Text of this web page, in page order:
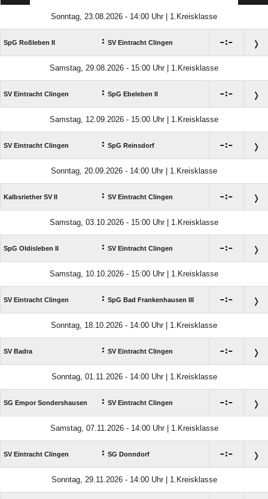
Sonntag, 23.08.2026 - 14:00 Uhr | 1.Kreisklasse
SpG Roßleben II : SV Eintracht Clingen :
Samstag, 29.08.2026 - 15:00 Uhr | 1.Kreisklasse
SV Eintracht Clingen : SpG Ebeleben II :
Samstag, 12.09.2026 - 15:00 Uhr | 1.Kreisklasse
SV Eintracht Clingen : SpG Reinsdorf :
Sonntag, 20.09.2026 - 14:00 Uhr | 1.Kreisklasse
Kalbsriether SV II : SV Eintracht Clingen :
Samstag, 03.10.2026 - 15:00 Uhr | 1.Kreisklasse
SpG Oldisleben II : SV Eintracht Clingen :
Samstag, 10.10.2026 - 15:00 Uhr | 1.Kreisklasse
SV Eintracht Clingen : SpG Bad Frankenhausen III :
Sonntag, 18.10.2026 - 14:00 Uhr | 1.Kreisklasse
SV Badra : SV Eintracht Clingen :
Sonntag, 01.11.2026 - 14:00 Uhr | 1.Kreisklasse
SG Empor Sondershausen : SV Eintracht Clingen :
Samstag, 07.11.2026 - 14:00 Uhr | 1.Kreisklasse
SV Eintracht Clingen : SG Donndorf :
Sonntag, 29.11.2026 - 14:00 Uhr | 1.Kreisklasse